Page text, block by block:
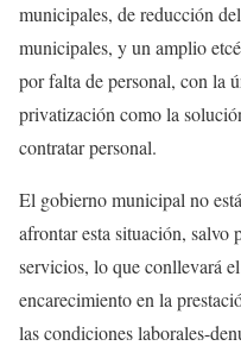
municipales, de reducción
municipales, y un amplio
por falta de personal, con la
privatización como la
contratar personal.
El gobierno municipal no
afrontar esta situación, salvo
servicios, lo que conllevará
encarecimiento en la
las condiciones laborales-